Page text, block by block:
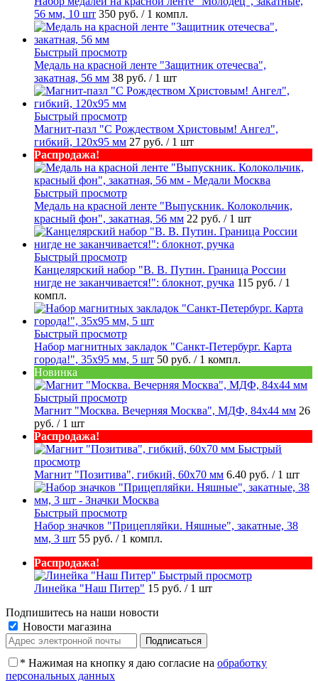
56 мм, 10 шт 350 руб. / 1 компл.
Быстрый просмотр
Медаль на красной ленте "Защитник отечесва",
закатная, 56 мм 38 руб. / 1 шт
Быстрый просмотр
Магнит-пазл "С Рождеством Христовым! Ангел",
гибкий, 120х95 мм 27 руб. / 1 шт
Распродажа!
Быстрый просмотр
Медаль на красной ленте "Выпускник. Колокольчик,
красный фон", закатная, 56 мм 22 руб. / 1 шт
Быстрый просмотр
Канцелярский набор "В. В. Путин. Граница России
нигде не заканчивается!": блокнот, ручка 115 руб. / 1
компл.
Быстрый просмотр
Набор магнитных закладок "Санкт-Петербург. Карта
города!", 35х95 мм, 5 шт 50 руб. / 1 компл.
Новинка
Быстрый просмотр
Магнит "Москва. Вечерняя Москва", МДФ, 84х44 мм 26
руб. / 1 шт
Распродажа!
Быстрый
просмотр
Магнит "Позитива", гибкий, 60х70 мм 6.40 руб. / 1 шт
Быстрый просмотр
Набор значков "Прицепляйки. Няшные", закатные, 38
мм, 3 шт 55 руб. / 1 компл.
Распродажа!
Быстрый просмотр
Линейка "Наш Питер" 15 руб. / 1 шт
Подпишитесь на наши новости
Новости магазина
* Нажимая на кнопку я даю согласие на обработку
персональных данных